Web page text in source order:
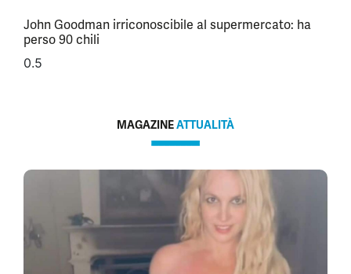
John Goodman irriconoscibile al supermercato: ha
perso 90 chili
MAGAZINEATTUALITÀ